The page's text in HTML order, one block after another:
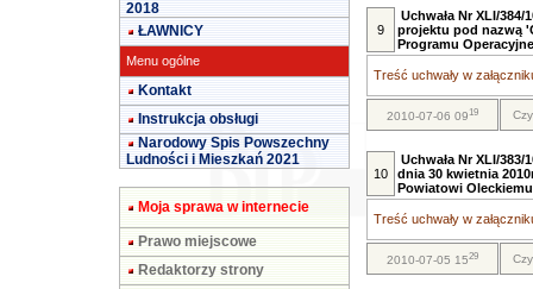
2018
ŁAWNICY
Menu ogólne
Kontakt
Instrukcja obsługi
Narodowy Spis Powszechny
Ludności i Mieszkań 2021
Moja sprawa w internecie
Prawo miejscowe
Redaktorzy strony
9
Uchwała Nr XLI/
projektu pod nazwą
Programu
Treść uchwały w
2010-07-06 0919
10
Uchwała Nr XLI/383/
dnia 30 kwietnia
Powiatowi
Treść uchwały w
2010-07-05 1529